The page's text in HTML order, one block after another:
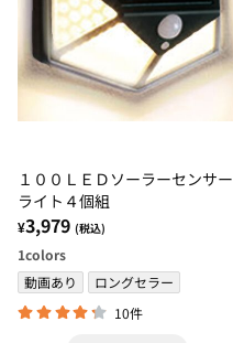
１００ＬＥＤソーラーセンサー
ライト４個組
¥3,979 (税込)
1colors
動画あり
ロングセラー
10件